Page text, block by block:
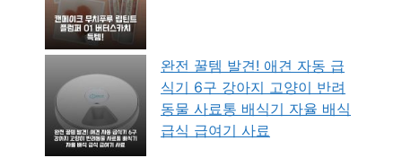
완전 꿀템 발견! 애견 자동 급
식기 6구 강아지 고양이 반려
동물 사료통 배식기 자율 배식
급식 급여기 사료